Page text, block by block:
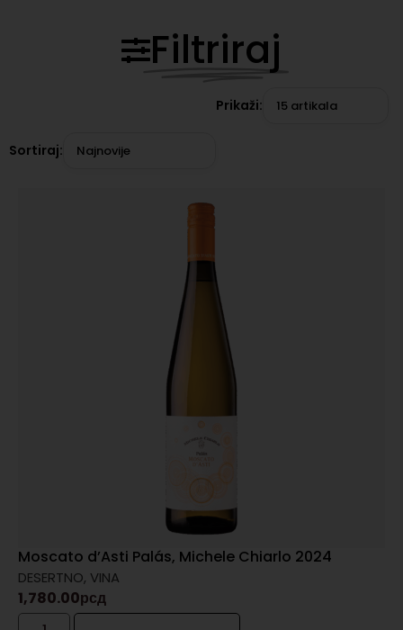
Filtriraj
Sortiraj: Najnovije
Prikaži: 15 artikala
Moscato d’Asti Palás, Michele Chiarlo 2024
DESERTNO, VINA
1,780.00рсд